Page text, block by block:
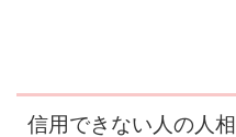
信用できない人の人相